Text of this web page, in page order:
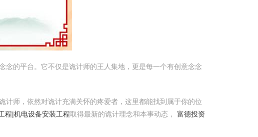
念的平台。它不仅是诡计师的王人集地，更是每一个有创意念念
计师，依然对诡计充满关怀的疼爱者，这里都能找到属于你的位
程|机电设备安装工程取得最新的诡计理念和本事动态， 富德投资